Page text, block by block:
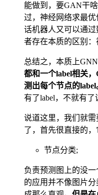
能做到，要GAN干
过，神经网络求最
话机器人又可以通
者存在本质的区别：
总结之，本质上
都和一个label相关
测出每个节点的label
有了label，不就有了
说道这里，我们就
了，首先很直接的，
节点分类;
负责预测图上的没
的应用并不像图片